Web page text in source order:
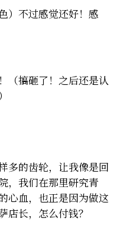
）不过感觉还好！感
（搞砸了！之后还是认
多的齿轮，让我像是回
，我们在那里研究青
心血，也正是因为做这
店长，怎么付钱？